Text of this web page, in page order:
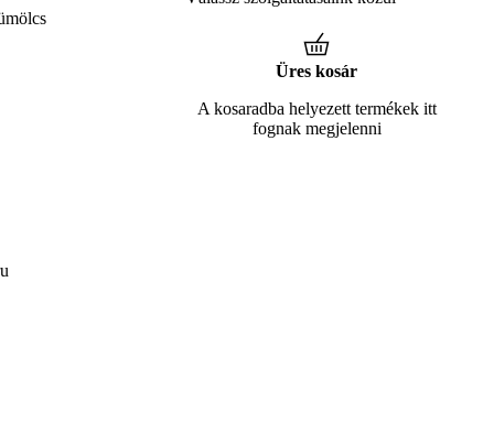
Üres kosár
A kosaradba helyezett termékek itt
fognak megjelenni